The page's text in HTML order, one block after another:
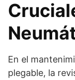
En el
plegable, la